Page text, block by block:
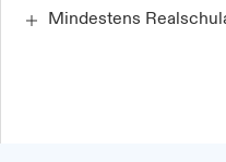
Mindestens